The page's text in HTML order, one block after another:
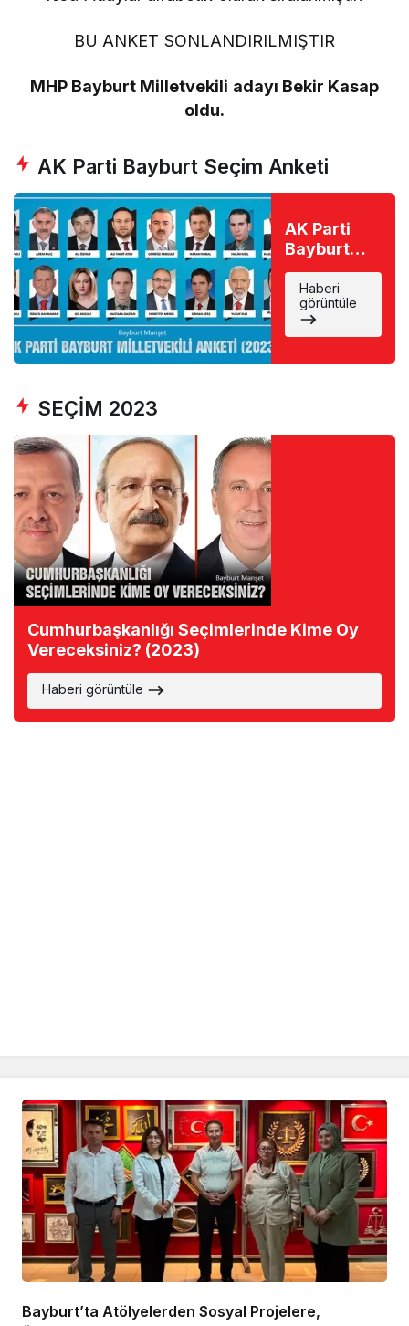
BU ANKET SONLANDIRILMIŞTIR
MHP Bayburt Milletvekili adayı Bekir Kasap
oldu.
AK Parti Bayburt Seçim Anketi
AK Parti
Bayburt
Milletvekili
Seçim
Anketi
(2023)
Haberi
görüntüle
SEÇİM 2023
Cumhurbaşkanlığı Seçimlerinde Kime Oy
Vereceksiniz? (2023)
Haberi görüntüle
Bayburt’ta Atölyelerden Sosyal Projelere,